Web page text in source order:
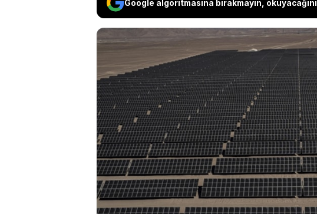
Google algoritmasına bırakmayın,
Almanya Elektroteknik
ülkede batarya
depolama
yüksek seviyesine